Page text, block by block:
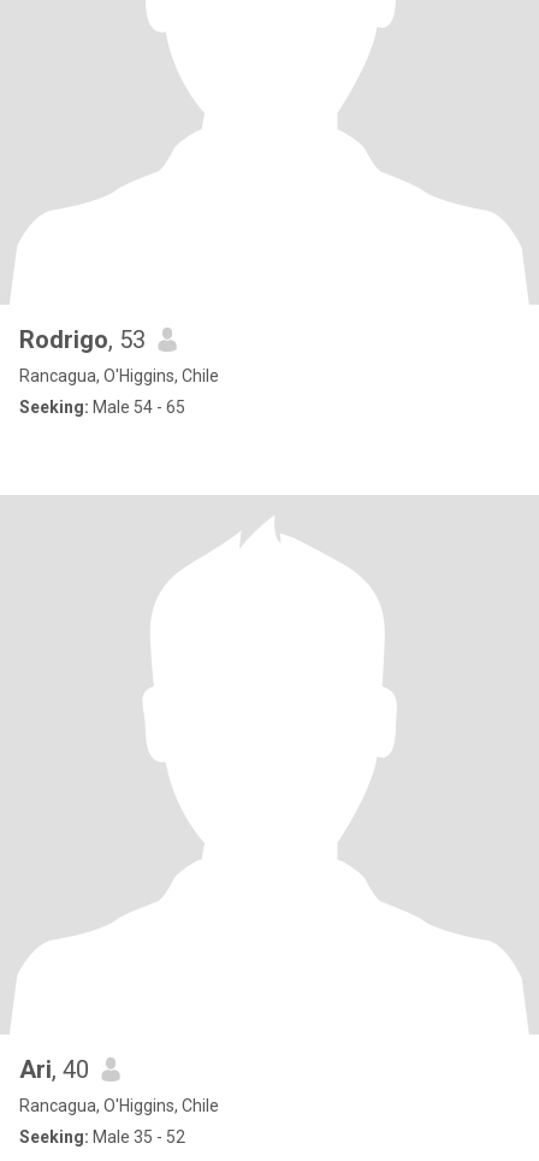
Rodrigo, 53
Rancagua, O'Higgins, Chile
Seeking: Male 54 - 65
Ari, 40
Rancagua, O'Higgins, Chile
Seeking: Male 35 - 52